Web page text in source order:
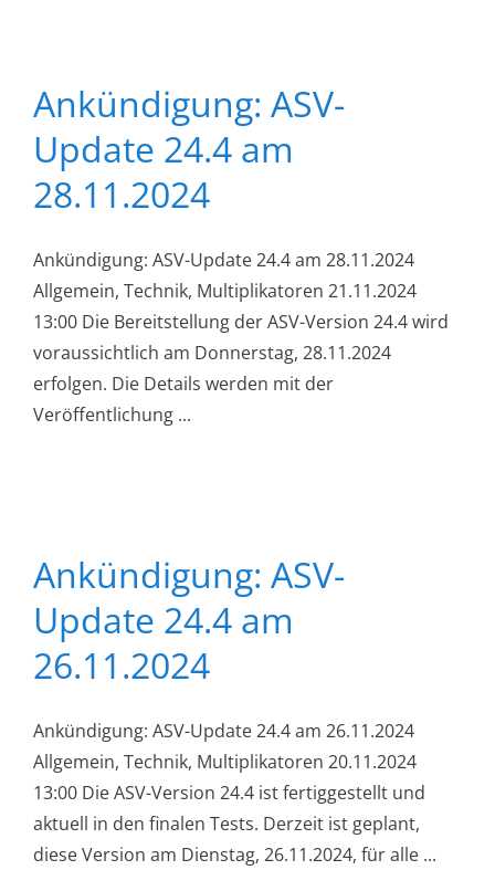
Ankündigung: ASV-
Update 24.4 am
28.11.2024
Ankündigung: ASV-Update 24.4 am 28.11.2024
Allgemein, Technik, Multiplikatoren 21.11.2024
13:00 Die Bereitstellung der ASV-Version 24.4 wird
voraussichtlich am Donnerstag, 28.11.2024
erfolgen. Die Details werden mit der
Veröffentlichung ...
Ankündigung: ASV-
Update 24.4 am
26.11.2024
Ankündigung: ASV-Update 24.4 am 26.11.2024
Allgemein, Technik, Multiplikatoren 20.11.2024
13:00 Die ASV-Version 24.4 ist fertiggestellt und
aktuell in den finalen Tests. Derzeit ist geplant,
diese Version am Dienstag, 26.11.2024, für alle ...